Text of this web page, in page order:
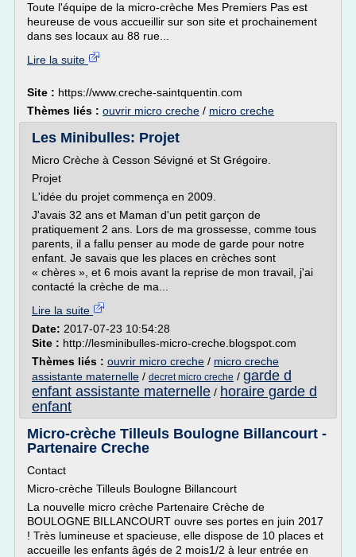
Toute l'équipe de la micro-crèche Mes Premiers Pas est
heureuse de vous accueillir sur son site et prochainement
dans ses locaux au 88 rue...
Lire la suite
Site : https://www.creche-saintquentin.com
Thèmes liés : ouvrir micro creche / micro creche
Les Minibulles: Projet
Micro Crèche à Cesson Sévigné et St Grégoire.
Projet
L'idée du projet commença en 2009.
J'avais 32 ans et Maman d'un petit garçon de
pratiquement 2 ans. Lors de ma grossesse, comme tous
parents, il a fallu penser au mode de garde pour notre
enfant. Je savais que les places en crèches sont
« chères », et 6 mois avant la reprise de mon travail, j'ai
contacté la crèche de ma...
Lire la suite
Date: 2017-07-23 10:54:28
Site : http://lesminibulles-micro-creche.blogspot.com
Thèmes liés : ouvrir micro creche / micro creche
assistante maternelle / decret micro creche / garde d
enfant assistante maternelle / horaire garde d
enfant
Micro-crèche Tilleuls Boulogne Billancourt -
Partenaire Creche
Contact
Micro-crèche Tilleuls Boulogne Billancourt
La nouvelle micro crèche Partenaire Crèche de
BOULOGNE BILLANCOURT ouvre ses portes en juin 2017
! Très lumineuse et spacieuse, elle dispose de 10 places et
accueille les enfants âgés de 2 mois1/2 à leur entrée en